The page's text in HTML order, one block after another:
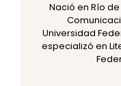
Nació en Río
Universidad
especializó en